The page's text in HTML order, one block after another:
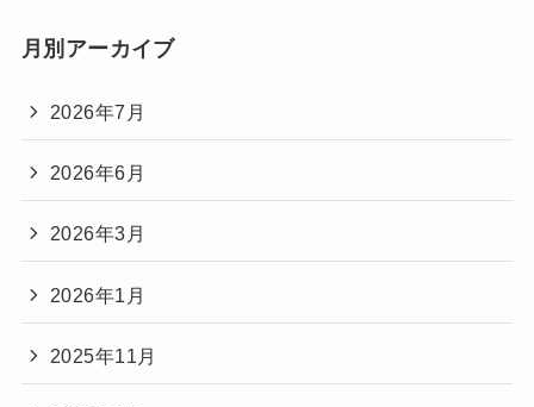
月別アーカイブ
2026年7月
2026年6月
2026年3月
2026年1月
2025年11月